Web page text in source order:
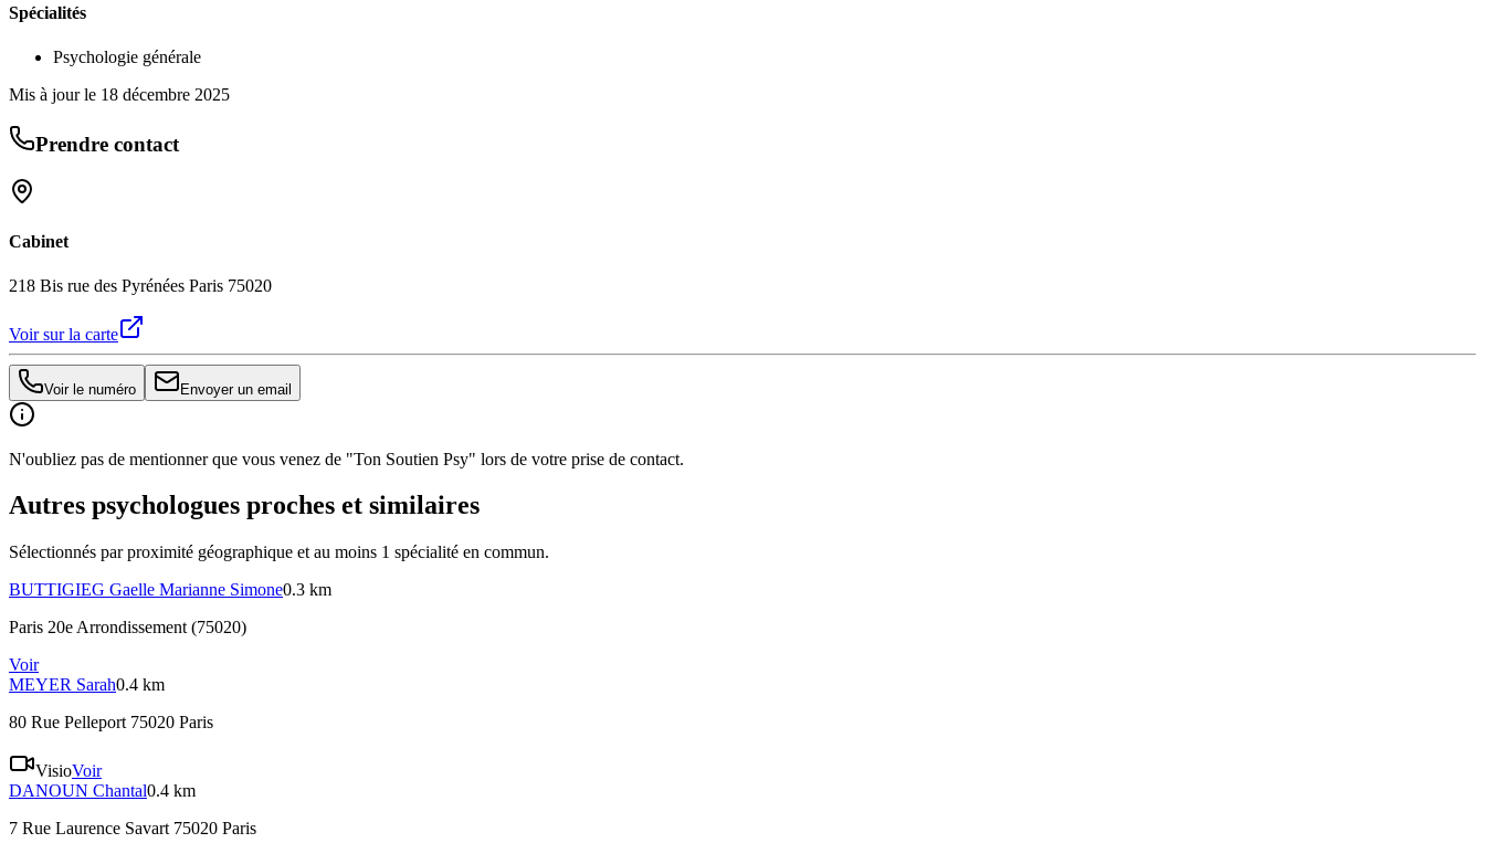
Spécialités
Psychologie générale
Mis à jour le 18 décembre 2025
Prendre contact
Cabinet
218 Bis rue des Pyrénées Paris 75020
Voir sur la carte
Voir le numéro Envoyer un email
N'oubliez pas de mentionner que vous venez de "Ton Soutien Psy" lors de votre prise de contact.
Autres psychologues proches et similaires
Sélectionnés par proximité géographique et au moins 1 spécialité en commun.
BUTTIGIEG Gaelle Marianne Simone0.3 km
Paris 20e Arrondissement (75020)
Voir
MEYER Sarah0.4 km
80 Rue Pelleport 75020 Paris
VisioVoir
DANOUN Chantal0.4 km
7 Rue Laurence Savart 75020 Paris